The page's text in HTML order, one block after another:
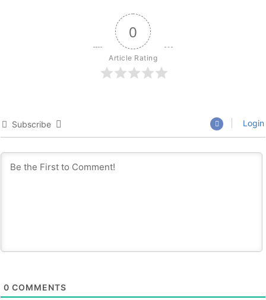
0
Article Rating
Subscribe Login
0 COMMENTS